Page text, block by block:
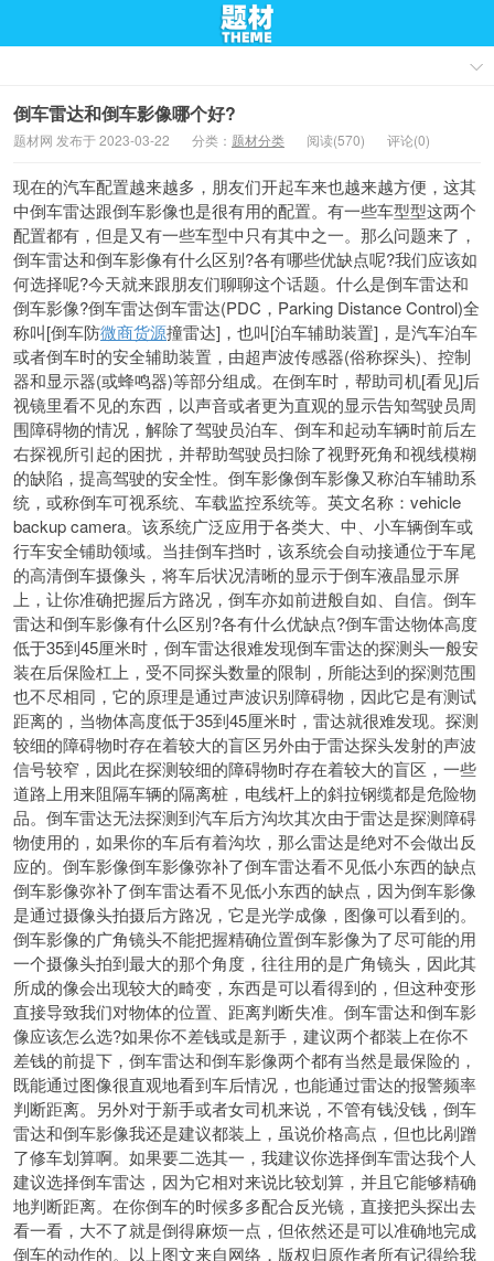
倒车雷达和倒车影像哪个好?
题材网 发布于 2023-03-22 分类： 题材分类 阅读(570) 评论(0)
现在的汽车配置越来越多，朋友们开起车来也越来越方便，这其
中倒车雷达跟倒车影像也是很有用的配置。有一些车型型这两个
配置都有，但是又有一些车型中只有其中之一。那么问题来了，
倒车雷达和倒车影像有什么区别?各有哪些优缺点呢?我们应该如
何选择呢?今天就来跟朋友们聊聊这个话题。什么是倒车雷达和
倒车影像?倒车雷达倒车雷达(PDC，Parking Distance Control)全
称叫[倒车防微商货源撞雷达]，也叫[泊车辅助装置]，是汽车泊车
或者倒车时的安全辅助装置，由超声波传感器(俗称探头)、控制
器和显示器(或蜂鸣器)等部分组成。在倒车时，帮助司机[看见]后
视镜里看不见的东西，以声音或者更为直观的显示告知驾驶员周
围障碍物的情况，解除了驾驶员泊车、倒车和起动车辆时前后左
右探视所引起的困扰，并帮助驾驶员扫除了视野死角和视线模糊
的缺陷，提高驾驶的安全性。倒车影像倒车影像又称泊车辅助系
统，或称倒车可视系统、车载监控系统等。英文名称：vehicle
backup camera。该系统广泛应用于各类大、中、小车辆倒车或
行车安全铺助领域。当挂倒车挡时，该系统会自动接通位于车尾
的高清倒车摄像头，将车后状况清晰的显示于倒车液晶显示屏
上，让你准确把握后方路况，倒车亦如前进般自如、自信。倒车
雷达和倒车影像有什么区别?各有什么优缺点?倒车雷达物体高度
低于35到45厘米时，倒车雷达很难发现倒车雷达的探测头一般安
装在后保险杠上，受不同探头数量的限制，所能达到的探测范围
也不尽相同，它的原理是通过声波识别障碍物，因此它是有测试
距离的，当物体高度低于35到45厘米时，雷达就很难发现。探测
较细的障碍物时存在着较大的盲区另外由于雷达探头发射的声波
信号较窄，因此在探测较细的障碍物时存在着较大的盲区，一些
道路上用来阻隔车辆的隔离桩，电线杆上的斜拉钢缆都是危险物
品。倒车雷达无法探测到汽车后方沟坎其次由于雷达是探测障碍
物使用的，如果你的车后有着沟坎，那么雷达是绝对不会做出反
应的。倒车影像倒车影像弥补了倒车雷达看不见低小东西的缺点
倒车影像弥补了倒车雷达看不见低小东西的缺点，因为倒车影像
是通过摄像头拍摄后方路况，它是光学成像，图像可以看到的。
倒车影像的广角镜头不能把握精确位置倒车影像为了尽可能的用
一个摄像头拍到最大的那个角度，往往用的是广角镜头，因此其
所成的像会出现较大的畸变，东西是可以看得到的，但这种变形
直接导致我们对物体的位置、距离判断失准。倒车雷达和倒车影
像应该怎么选?如果你不差钱或是新手，建议两个都装上在你不
差钱的前提下，倒车雷达和倒车影像两个都有当然是最保险的，
既能通过图像很直观地看到车后情况，也能通过雷达的报警频率
判断距离。另外对于新手或者女司机来说，不管有钱没钱，倒车
雷达和倒车影像我还是建议都装上，虽说价格高点，但也比剐蹭
了修车划算啊。如果要二选其一，我建议你选择倒车雷达我个人
建议选择倒车雷达，因为它相对来说比较划算，并且它能够精确
地判断距离。在你倒车的时候多多配合反光镜，直接把头探出去
看一看，大不了就是倒得麻烦一点，但依然还是可以准确地完成
倒车的动作的。以上图文来自网络，版权归原作者所有记得给我